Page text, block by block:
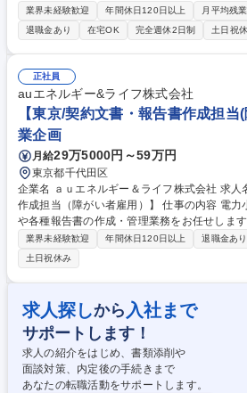
ます。 経営陣・各部門と連携しながら、予算
通じて、経営の意思決定を支援するポジションです。 【主な業
および部門別の予算・中期計画の策定、取り
地見込みの作成および差異要因の分析 ■経営
料・分析資料の作成 ■各部門と連携したKPIの
性分析 ■管理会計・業績管理に関する業務プロ
募集職種 東京【FP&A】経営の意思決定を支
ラスメーカー
業界未経験歓迎 年間休日120日以上
月平均残
退職金あり
在宅OK 完全週休2日制 土日祝
正社員
auエネルギー&ライフ株式会社
【東京/契約文書・報告書作成担
業企画
月給29万5000円～59万円
東京都千代田区
企業名 ａｕエネルギー＆ライフ株式会社 求人名 【東京/契約文書・報告書
作成担当（障がい者雇用）】 仕事の内容 電力小売事業における契約書類
や各種報告書の作成・管理業務をお任せしま
て、書類作成・更新業務を中心に担当いただきます。 【定型
約款・重要事項説明書の修正案作成■各種書面
ージョン管理）■Web掲載の手配■電力小売事
■社外向け報告書の作成 【非定型業務】※ス
す ■契約約款・重要事項説明書の新設・改訂
検討・作成 ■提携先電力会社との内容確認・調整 募集職種 【東京/契
書・報告書作成担当（障がい者雇用）】
業界未経験歓迎 年間休日120日以上 退職金あり
土日祝休み
求人探しから 入社まで
サポートします！
求人の紹介をはじめ、書類添削や
面談対策、内定後の手続きまで
あなたの転職活動をサポートします。